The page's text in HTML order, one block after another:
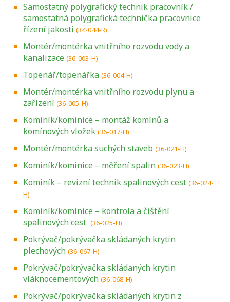
Samostatný polygrafický technik pracovník /
samostatná polygrafická technička pracovnice
řízení jakosti (34-044-R)
Montér/montérka vnitřního rozvodu vody a
kanalizace (36-003-H)
Topenář/topenářka (36-004-H)
Montér/montérka vnitřního rozvodu plynu a
zařízení (36-005-H)
Kominík/kominice – montáž komínů a
komínových vložek (36-017-H)
Montér/montérka suchých staveb (36-021-H)
Kominík/kominice – měření spalin (36-023-H)
Kominík – revizní technik spalinových cest (36-024-
H)
Kominík/kominice – kontrola a čištění
spalinových cest (36-025-H)
Pokrývač/pokrývačka skládaných krytin
plechových (36-067-H)
Pokrývač/pokrývačka skládaných krytin
vláknocementových (36-068-H)
Pokrývač/pokrývačka skládaných krytin z